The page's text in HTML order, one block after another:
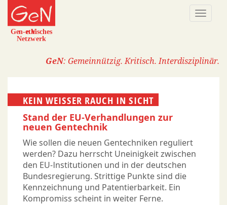
Direkt
zum
Inhalt
GeN: Gemeinnützig. Kritisch. Interdisziplinär.
KEIN WEISSER RAUCH IN SICHT
Stand der EU-Verhandlungen zur
neuen Gentechnik
Wie sollen die neuen Gentechniken reguliert
werden? Dazu herrscht Uneinigkeit zwischen
den EU-Institutionen und in der deutschen
Bundesregierung. Strittige Punkte sind die
Kennzeichnung und Patentierbarkeit. Ein
Kompromiss scheint in weiter Ferne.